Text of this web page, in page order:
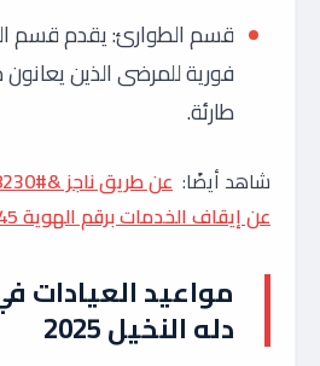
قسم الطوارئ: يقدم قسم
فورية للمرضى الذين
طارئة.
شاهد أيضًا:
عن إيقاف الخدمات برقم الهوية 1445 في السعودية
مواعيد
دله النخيل 2025